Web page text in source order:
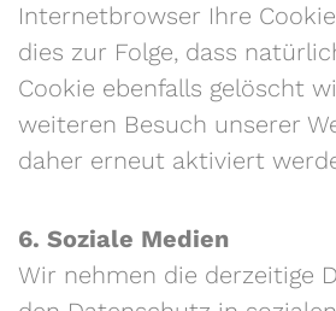
Internetbrowser Ihre
dies zur Folge, dass
Cookie ebenfalls gelöscht
weiteren Besuch unserer
daher erneut aktiviert
6. Soziale Medien
Wir nehmen die derzeitige